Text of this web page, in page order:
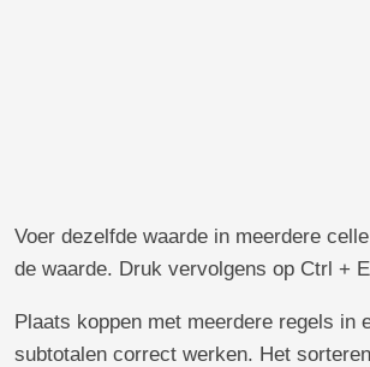
Voer dezelfde waarde in meerdere
de waarde. Druk vervolgens op Ctrl +
Plaats koppen met meerdere regels in
subtotalen correct werken. Het